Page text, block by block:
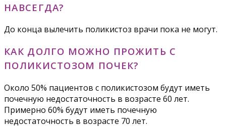
НАВСЕГДА?
До конца вылечить поликистоз врачи пока не могут.
КАК ДОЛГО МОЖНО ПРОЖИТЬ С
ПОЛИКИСТОЗОМ ПОЧЕК?
Около 50% пациентов с поликистозом будут иметь
почечную недостаточность в возрасте 60 лет.
Примерно 60% будут иметь почечную
недостаточность в возрасте 70 лет.